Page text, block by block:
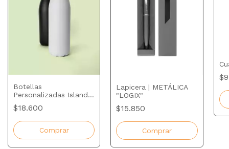
Botellas
Personalizadas Island |
750ml
$18.600
Comprar
Lapicera | METÁLICA
"LOGIX"
$15.850
Comprar